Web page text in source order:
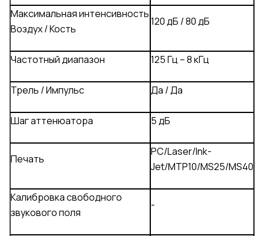
Максимальная интенсивность
Воздух / Кость
120 дБ / 80 дБ
Частотный диапазон 125 Гц – 8 кГц
Трель / Импульс Да / Да
Шаг аттенюатора 5 дБ
Печать
PC/Laser/Ink-
Jet/MTP10/MS25/MS40
Калибровка свободного
звукового поля
-